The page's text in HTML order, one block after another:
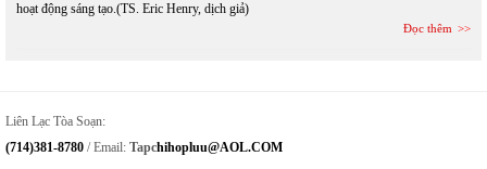
hoạt động sáng tạo.(TS. Eric Henry, dịch giả)
Đọc thêm
Liên Lạc Tòa Soạn:
(714)381-8780 / Email: TapcHihopluu@AOL.COM